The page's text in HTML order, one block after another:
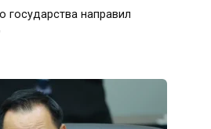
государства направил